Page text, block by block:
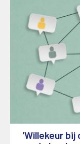
'Willekeur bij